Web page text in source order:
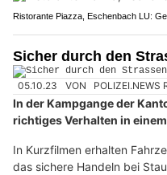
Ristorante Piazza, Eschenbach LU:
Sicher durch den
05.10.23 VON POLIZEI.NEWS
In der Kampgange der
richtiges Verhalten in
In Kurzfilmen erhalten
das sichere Handeln bei